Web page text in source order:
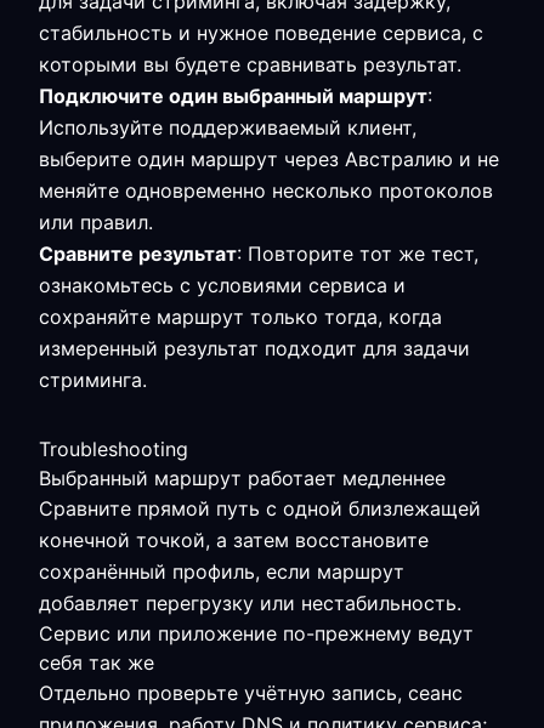
стабильность и нужное поведение сервиса, с
которыми вы будете сравнивать результат.
Подключите один выбранный маршрут:
Используйте поддерживаемый клиент,
выберите один маршрут через Австралию и не
меняйте одновременно несколько протоколов
или правил.
Сравните результат: Повторите тот же тест,
ознакомьтесь с условиями сервиса и
сохраняйте маршрут только тогда, когда
измеренный результат подходит для задачи
стриминга.
Troubleshooting
Выбранный маршрут работает медленнее
Сравните прямой путь с одной близлежащей
конечной точкой, а затем восстановите
сохранённый профиль, если маршрут
добавляет перегрузку или нестабильность.
Сервис или приложение по-прежнему ведут
себя так же
Отдельно проверьте учётную запись, сеанс